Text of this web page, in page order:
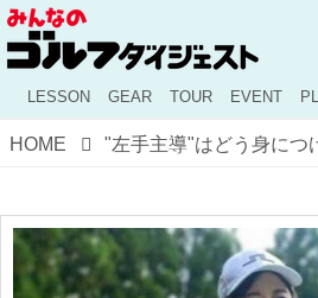
LESSON GEAR TOUR EVENT
HOME